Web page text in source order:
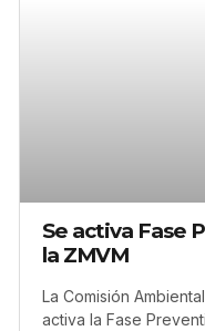
Se activa Fase
la ZMVM
La Comisión
activa la Fase